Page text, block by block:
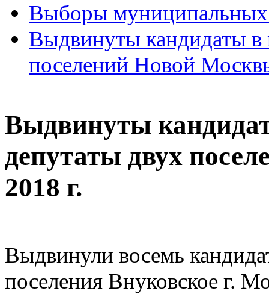
Выборы муниципальных
Выдвинуты кандидаты в
поселений Новой
Выдвинуты
депутаты двух
2018 г.
Выдвинули восемь
поселения Внуковское г.